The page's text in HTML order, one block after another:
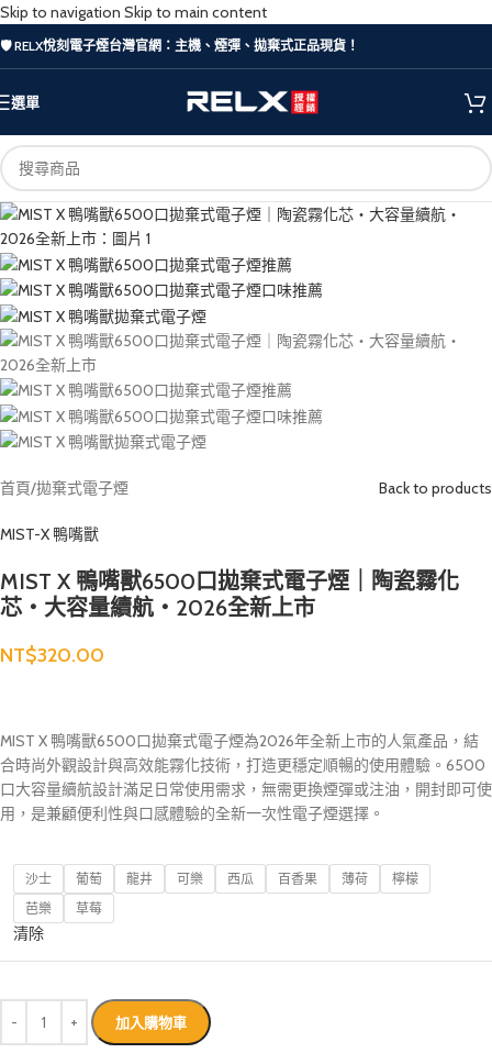
Skip to navigation Skip to main content
🛡️ RELX悅刻電子煙台灣官網：主機、煙彈、拋棄式正品現貨！
選單
首頁/拋棄式電子煙 Back to products
MIST-X 鴨嘴獸
MIST X 鴨嘴獸6500口拋棄式電子煙｜陶瓷霧化
芯・大容量續航・2026全新上市
NT$320.00
MIST X 鴨嘴獸6500口拋棄式電子煙為2026年全新上市的人氣產品，結
合時尚外觀設計與高效能霧化技術，打造更穩定順暢的使用體驗。6500
口大容量續航設計滿足日常使用需求，無需更換煙彈或注油，開封即可使
用，是兼顧便利性與口感體驗的全新一次性電子煙選擇。
沙士 葡萄 龍井 可樂 西瓜 百香果 薄荷
檸檬
芭樂
草莓
清除
加入購物車